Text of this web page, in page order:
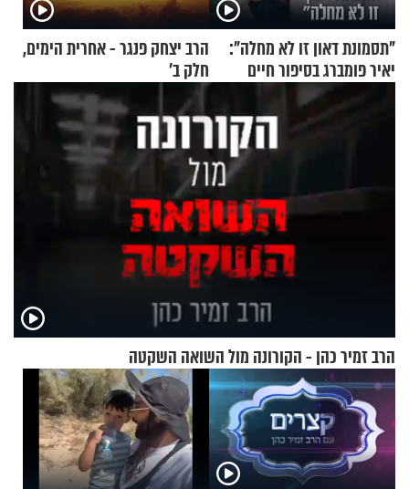
"תסמונת דאון זו לא מחלה":
יאיר פומברג בסיפור חיים
מעורר השראה
הרב יצחק פנגר - אחרית הימים,
חלק ב’
הרב זמיר כהן - הקורונה מול השואה השקטה